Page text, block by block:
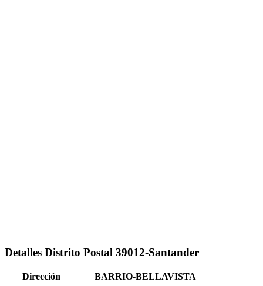
Detalles Distrito Postal 39012-Santander
Dirección BARRIO-BELLAVISTA